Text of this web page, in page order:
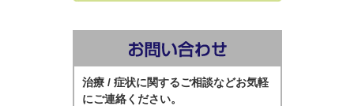
治療 / 症状に関するご相談などお気軽
にご連絡ください。